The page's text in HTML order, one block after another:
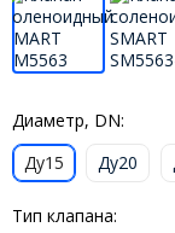
Диаметр, DN:
Ду15
Ду20
Тип клапана: